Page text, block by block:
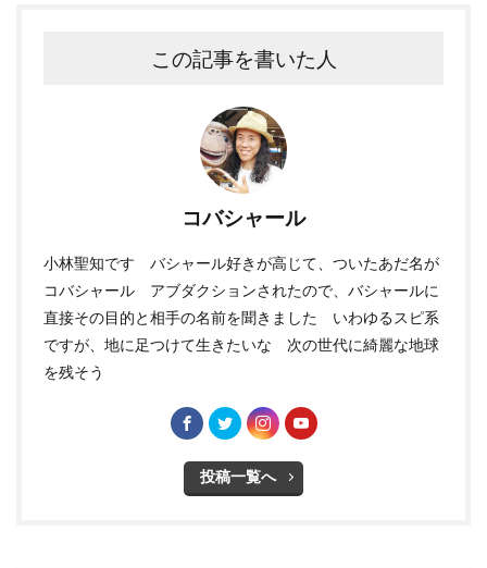
この記事を書いた人
コバシャール
小林聖知です バシャール好きが高じて、ついたあだ名が
コバシャール アブダクションされたので、バシャールに
直接その目的と相手の名前を聞きました いわゆるスピ系
ですが、地に足つけて生きたいな 次の世代に綺麗な地球
を残そう
投稿一覧へ